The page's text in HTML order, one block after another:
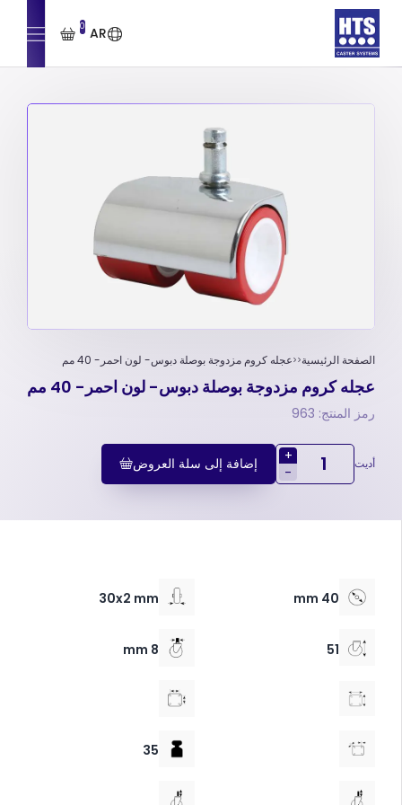
AR
0
الصفحة الرئيسية عجله کروم مزدوجة بوصلة دبوس- لون احمر- 40 مم
عجله کروم مزدوجة بوصلة دبوس- لون احمر- 40 مم
رمز المنتج: 963
أديت
+
-
إضافة إلى سلة العروض
40 mm
30x2 mm
51
8 mm
35